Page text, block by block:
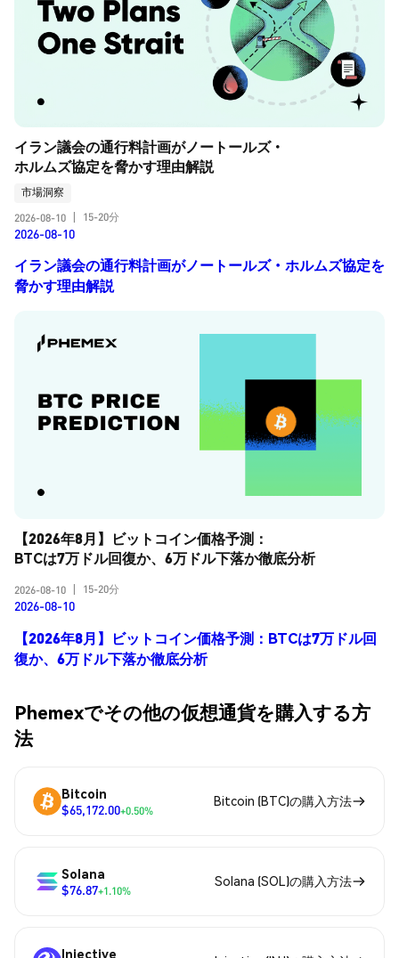
イラン議会の通行料計画がノートールズ・
ホルムズ協定を脅かす理由解説
市場洞察
2026-08-10
15-20分
2026-08-10
イラン議会の通行料計画がノートールズ・ホルムズ協定を
脅かす理由解説
【2026年8月】ビットコイン価格予測：
BTCは7万ドル回復か、6万ドル下落か徹底分析
2026-08-10 15-20分
2026-08-10
【2026年8月】ビットコイン価格予測：BTCは7万ドル回
復か、6万ドル下落か徹底分析
Phemexでその他の仮想通貨を購入する方
法
Bitcoin
$65,172.00+0.50%
Bitcoin (BTC)の購入方法
Solana
$76.87+1.10%
Solana (SOL)の購入方法
Injective